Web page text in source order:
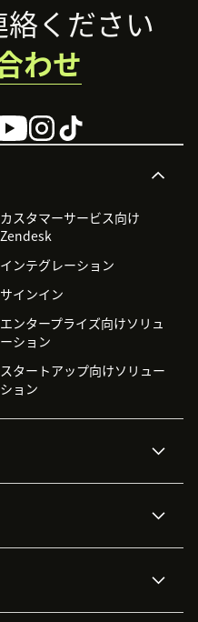
カスタマーサービス向け
Zendesk
インテグレーション
サインイン
エンタープライズ向けソリュ
ーション
スタートアップ向けソリュー
ション
ナレッジベース
イベント情報
ください
わせ